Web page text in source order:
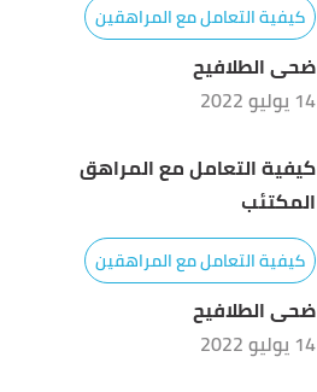
كيفية التعامل مع المراهقين
ضحى الطلافيح
14 يوليو 2022
كيفية التعامل مع المراهق
المكتئب
كيفية التعامل مع المراهقين
ضحى الطلافيح
14 يوليو 2022